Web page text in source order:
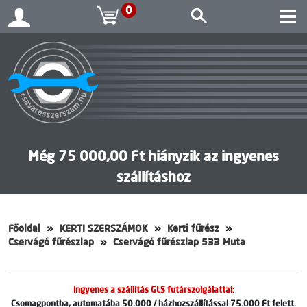
0
Még 75 000,00 Ft hiányzik az ingyenes
szállításhoz
Főoldal KERTI SZERSZÁMOK
Kerti fűrész
Cservágó fűrészlap
Cservágó fűrészlap 533 Muta
Ingyenes a szállítás GLS futárszolgálattal:
Csomagpontba, automatába 50.000 / házhozszállítással 75.000 Ft felett.